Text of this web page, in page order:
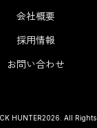
会社概要
採用情報
お問い合わせ
HUNTER2026. All Rights